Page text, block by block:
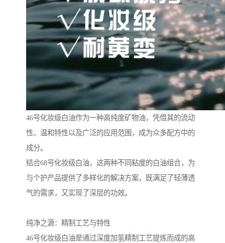
46号化妆级白油作为一种高纯度矿物油，凭借其的流动
性、温和特性以及广泛的应用范围，成为众多配方中的
成分。
结合68号化妆级白油，这两种不同粘度的白油组合，为
与个护产品提供了多样化的解决方案，既满足了轻薄透
气的需求，又实现了深层的功效。
纯净之源：精制工艺与特性
46号化妆级白油是通过深度加氢精制工艺提炼而成的高